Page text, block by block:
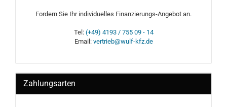
Fordern Sie Ihr individuelles Finanzierungs-Angebot an.
Tel: (+49) 4193 / 755 09 - 14
Email: vertrieb@wulf-kfz.de
Zahlungsarten